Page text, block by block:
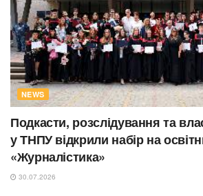
NEWS
Подкасти, розслідування та
у ТНПУ відкрили набір на
«Журналістика»
30.07.2026